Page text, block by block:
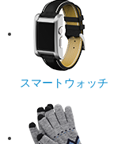
スマートウォッチ